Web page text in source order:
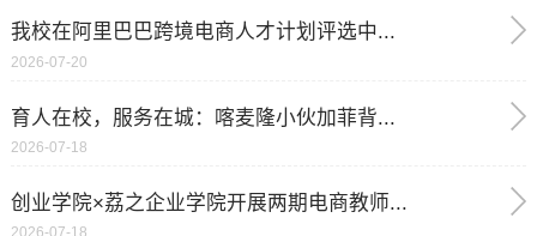
我校在阿里巴巴跨境电商人才计划评选中...
2026-07-20
育人在校，服务在城：喀麦隆小伙加菲背...
2026-07-18
创业学院×荔之企业学院开展两期电商教师...